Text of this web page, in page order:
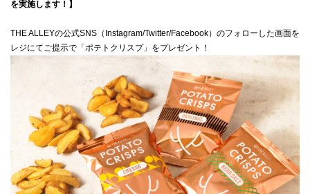
を実施します！】
THE ALLEYの公式SNS（Instagram/Twitter/Facebook）のフォローした画面を
レジにてご提示で「ポテトクリスプ」をプレゼント！